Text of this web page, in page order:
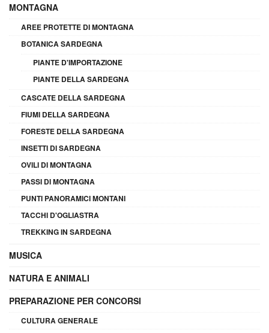
MONTAGNA
AREE PROTETTE DI MONTAGNA
BOTANICA SARDEGNA
PIANTE D'IMPORTAZIONE
PIANTE DELLA SARDEGNA
CASCATE DELLA SARDEGNA
FIUMI DELLA SARDEGNA
FORESTE DELLA SARDEGNA
INSETTI DI SARDEGNA
OVILI DI MONTAGNA
PASSI DI MONTAGNA
PUNTI PANORAMICI MONTANI
TACCHI D'OGLIASTRA
TREKKING IN SARDEGNA
MUSICA
NATURA E ANIMALI
PREPARAZIONE PER CONCORSI
CULTURA GENERALE